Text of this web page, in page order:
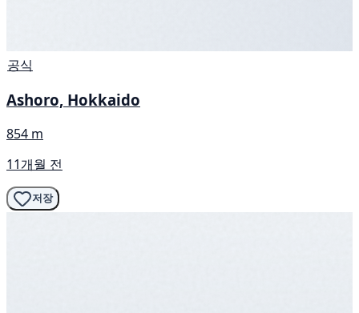
공식
Ashoro, Hokkaido
854 m
11개월 전
저장